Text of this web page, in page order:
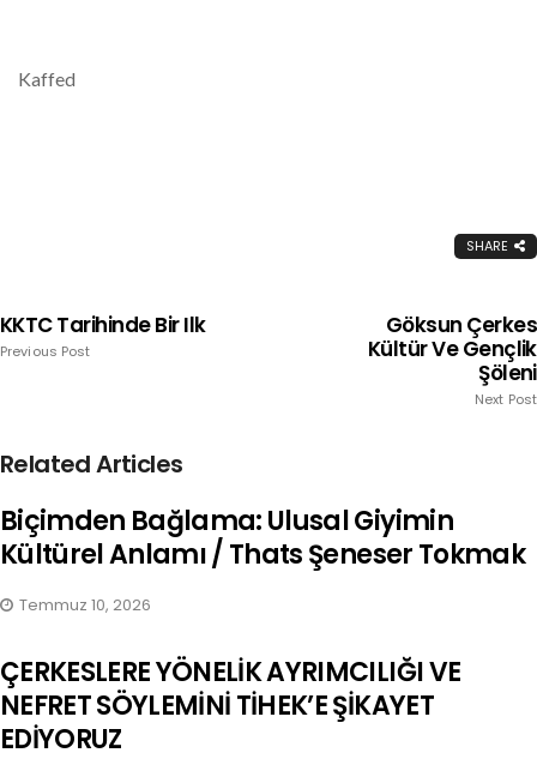
Kaffed
SHARE
KKTC Tarihinde Bir Ilk
Previous Post
Göksun Çerkes
Kültür Ve Gençlik
Şöleni
Next Post
Related Articles
Biçimden Bağlama: Ulusal Giyimin
Kültürel Anlamı / Thats Şeneser Tokmak
Temmuz 10, 2026
ÇERKESLERE YÖNELİK AYRIMCILIĞI VE
NEFRET SÖYLEMİNİ TİHEK’E ŞİKAYET
EDİYORUZ